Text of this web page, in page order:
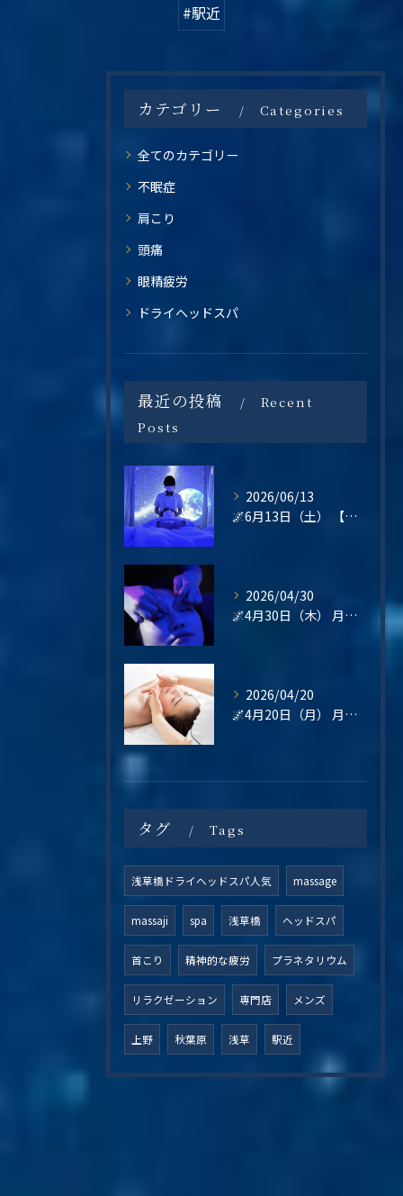
#駅近
カテゴリー Categories
全てのカテゴリー
不眠症
肩こり
頭痛
眼精疲労
ドライヘッドスパ
最近の投稿
Recent
Posts
2026/06/13
🌌6月13日（土） 【梅雨の不調・不眠・眼精疲労に。星空の癒し空間で心と頭をリセットしませんか？】
2026/04/30
🌌4月30日（木） 月末の疲れは、“その日のうちに整える”という選択を🌿
2026/04/20
🌌4月20日（月） 月曜日は、“整えてから始める”という選択を🌿
タグ Tags
浅草橋ドライヘッドスパ人気 massage
massaji spa 浅草橋 ヘッドスパ
首こり 精神的な疲労 プラネタリウム
リラクゼーション 専門店 メンズ
上野 秋葉原 浅草 駅近